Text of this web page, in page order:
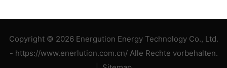
Copyright © 2026 Energution Energy Technology Co., Ltd.
- https://www.enerlution.com.cn/ Alle Rechte vorbehalten.